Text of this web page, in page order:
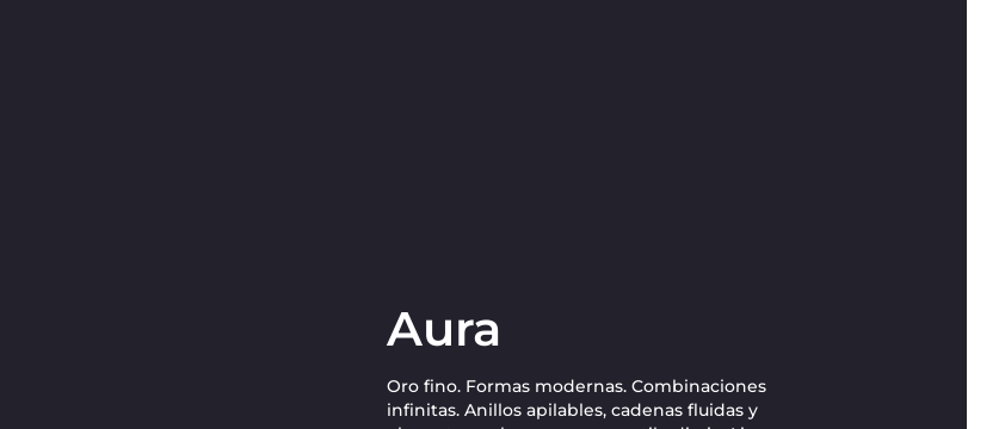
Aura
Oro fino. Formas modernas. Combinaciones
infinitas. Anillos apilables, cadenas fluidas y